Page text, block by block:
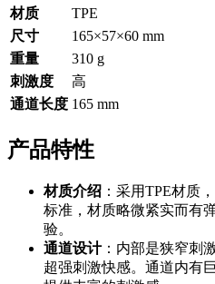
材质
TPE
尺寸
165×57×60 mm
重量
310 g
刺激度
高
通道长度 165 mm
产品特性
材质介绍 ：采用TPE材质
标准，材质略微紧实而有
验。
通道设计：内部是狭窄刺
超强刺激快感。通道内有